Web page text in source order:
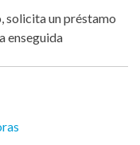
solicita un préstamo
enseguida